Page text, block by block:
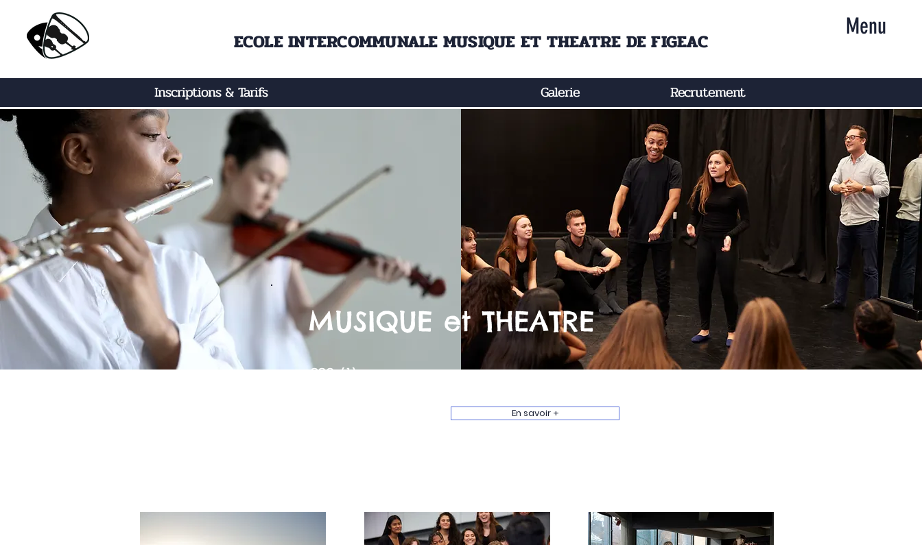
ECOLE INTERCOMMUNALE MUSIQUE ET THEATRE DE FIGEAC
Menu
Inscriptions & Tarifs Galerie Recrutement
MUSIQUE et THEATRE
330 élèves
En savoir +